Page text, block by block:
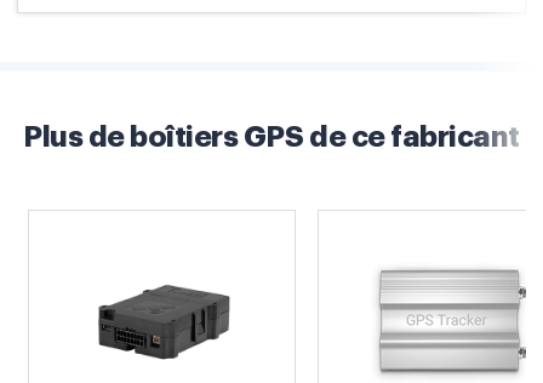
Plus de boîtiers GPS de ce fabricant